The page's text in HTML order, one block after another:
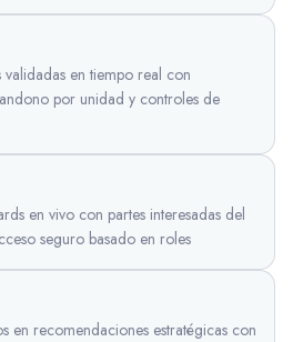
validadas en tiempo real con
por unidad y controles de
en vivo con partes interesadas del
seguro basado en roles
en recomendaciones estratégicas con